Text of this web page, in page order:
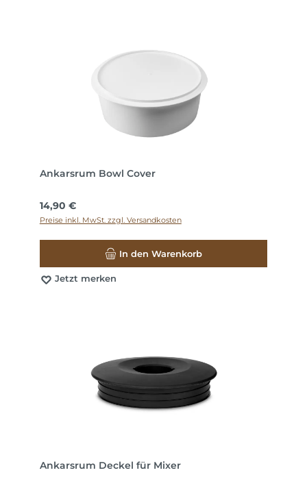
Ankarsrum Bowl Cover
Regulärer Preis:
14,90 €
Preise inkl. MwSt. zzgl. Versandkosten
In den Warenkorb
Jetzt merken
Ankarsrum Deckel für Mixer